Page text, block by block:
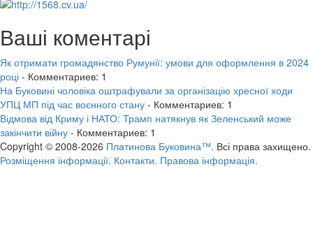
Ваші коментарі
Як отримати громадянство Румунії: умови для оформлення в 2024
році - Комментариев: 1
На Буковині чоловіка оштрафували за організацію хресної ходи
УПЦ МП під час воєнного стану - Комментариев: 1
Відмова від Криму і НАТО: Трамп натякнув як Зеленський може
закінчити війну - Комментариев: 1
Copyright © 2008-2026 Платинова Буковина™. Всі права захищено.
Розміщення інформації. Контакти. Правова інформація.